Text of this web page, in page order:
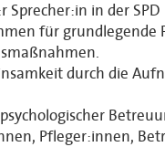
in der
für grundlegende
durch die
Pfleger:innen,